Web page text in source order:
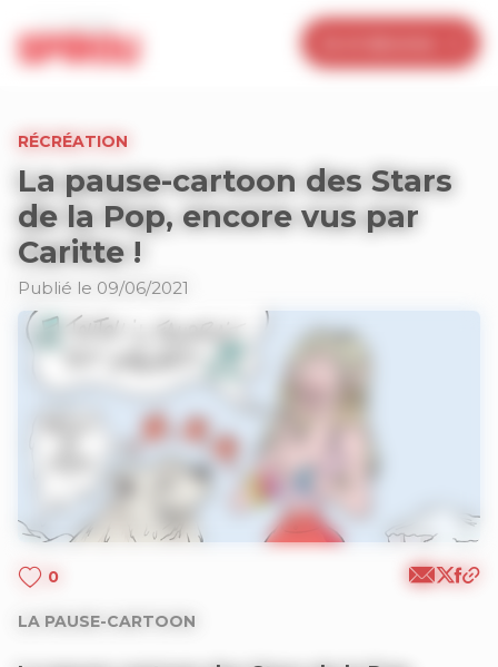
RÉCRÉATION
La pause-cartoon des Stars
de la Pop, encore vus par
Caritte !
Publié le 09/06/2021
0
LA PAUSE-CARTOON